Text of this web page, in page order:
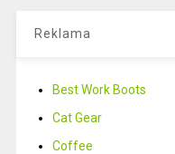
Reklama
Best Work Boots
Cat Gear
Coffee